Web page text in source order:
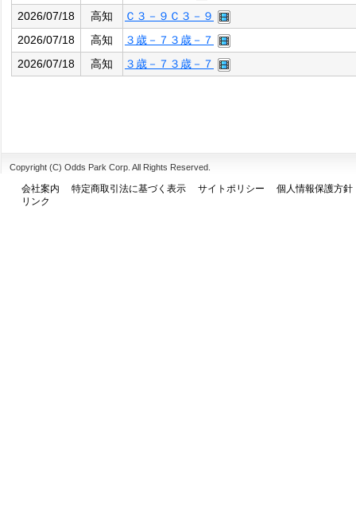
2026/07/18
高知
Ｃ３－９Ｃ３－９
2026/07/18
高知
３歳－７３歳－７
2026/07/18
高知 ３歳－７３歳－７
Copyright (C) Odds Park Corp. All Rights Reserved.
会社案内 特定商取引法に基づく表示 サイトポリシー
個人情報保護方針
リンク